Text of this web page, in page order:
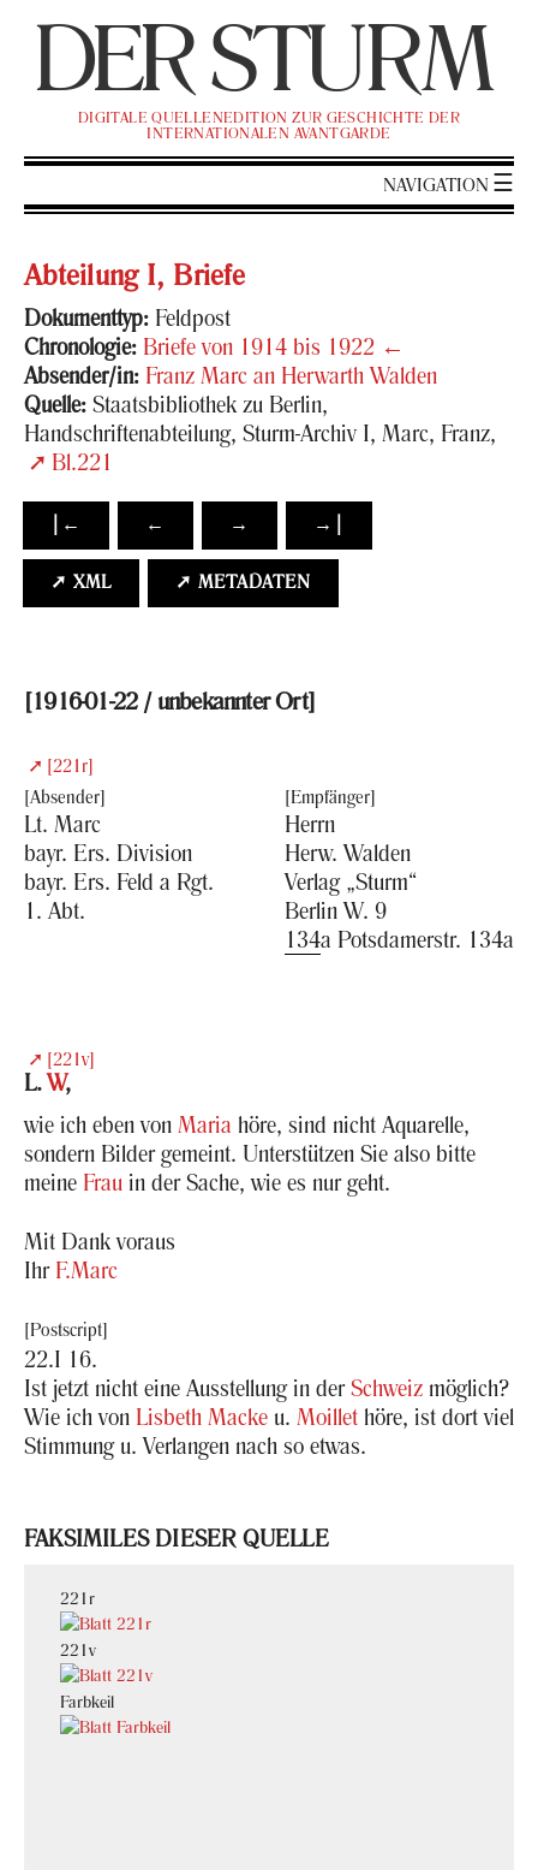
DER STURM
DI­GI­TA­LE QUEL­LEN­EDI­TI­ON ZUR GE­SCHICH­TE DER
IN­TER­NA­TIO­NA­LEN AVANT­GAR­DE
NA­VI­GA­TI­ON
Ab­tei­lung I, Brie­fe
Do­ku­ment­typ: Feld­post
Chro­no­lo­gie: Brie­fe von 1914 bis 1922 ←
Ab­sen­der/in: Franz Marc an Her­warth Wal­den
Quel­le: Staats­bi­blio­thek zu Ber­lin,
Hand­schrif­ten­ab­tei­lung, Sturm-​Archiv I, Marc, Franz,
Bl.221
|← ← → →|
➚ XML ➚ ME­TA­DA­TEN
1916-​01-22/ un­be­kann­ter Ort]
[221r]
Lt. Marc
bayr. Ers. Di­vi­si­on
bayr. Ers. Feld a Rgt.
1. Abt.
Herrn
Herw. Wal­den
Ver­lag „Sturm“
Ber­lin W. 9
134a Pots­da­mer­str. 134a
[221v]
L. W,
wie ich eben von Maria höre, sind nicht Aqua­rel­le,
son­dern Bil­der ge­meint. Un­ter­stüt­zen Sie also bitte
meine Frau in der Sache, wie es nur geht.
Mit Dank vor­aus
Ihr F.Marc
22.I 16.
Ist jetzt nicht eine Aus­stel­lung in der Schweiz mög­lich?
Wie ich von Lis­beth Macke u. Moil­let höre, ist dort viel
Stim­mung u. Ver­lan­gen nach so etwas.
FAK­SI­MI­LES DIE­SER QUEL­LE
221r
221v
Farb­keil